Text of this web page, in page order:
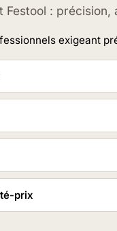
Festool :
exigeant
prix